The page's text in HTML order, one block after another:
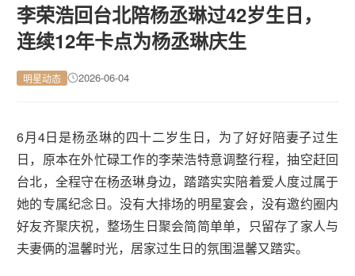
李荣浩回台北陪杨丞琳过42岁生日，
连续12年卡点为杨丞琳庆生
明星动态 2026-06-04
6月4日是杨丞琳的四十二岁生日，为了好好陪妻子过生
日，原本在外忙碌工作的李荣浩特意调整行程，抽空赶回
台北，全程守在杨丞琳身边，踏踏实实陪着爱人度过属于
她的专属纪念日。没有大排场的明星宴会，没有邀约圈内
好友齐聚庆祝，整场生日聚会简简单单，只留存了家人与
夫妻俩的温馨时光，居家过生日的氛围温馨又踏实。